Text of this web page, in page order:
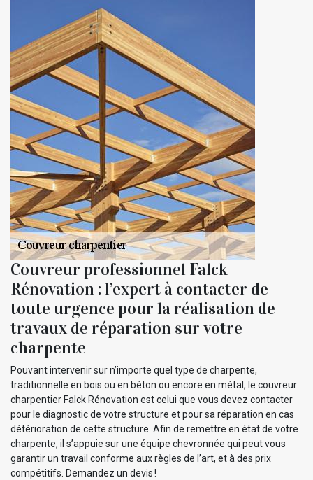
Couvreur professionnel Falck
Rénovation : l’expert à contacter de
toute urgence pour la réalisation de
travaux de réparation sur votre
charpente
Pouvant intervenir sur n’importe quel type de charpente,
traditionnelle en bois ou en béton ou encore en métal, le couvreur
charpentier Falck Rénovation est celui que vous devez contacter
pour le diagnostic de votre structure et pour sa réparation en cas
détérioration de cette structure. Afin de remettre en état de votre
charpente, il s’appuie sur une équipe chevronnée qui peut vous
garantir un travail conforme aux règles de l’art, et à des prix
compétitifs. Demandez un devis !